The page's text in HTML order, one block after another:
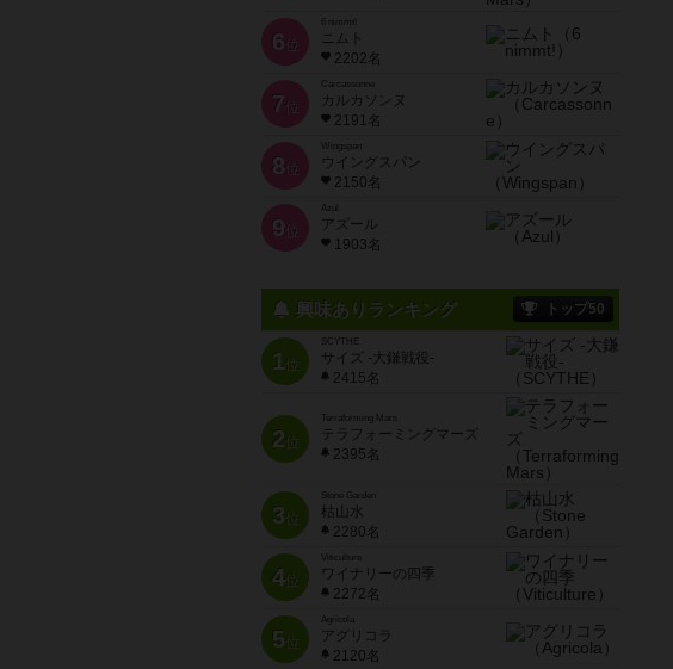
6 位
ニムト
2202名
7 位
Carcassonne
カルカソンヌ
2191名
8 位
Wingspan
ウイングスパン
2150名
9 位
Azul
アズール
1903名
興味ありランキング トップ50
1位
SCYTHE
サイズ -大鎌戦役-
2415名
2位
Terraforming Mars
テラフォーミングマーズ
2395名
3位
Stone Garden
枯山水
2280名
4位
Viticulture
ワイナリーの四季
2272名
5位
Agricola
アグリコラ
2120名